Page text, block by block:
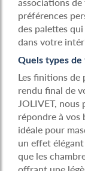
préférences
des palettes
dans votre
Quels types
Les finitions
rendu final de
JOLIVET,
répondre à vos
idéale pour
un effet
que les